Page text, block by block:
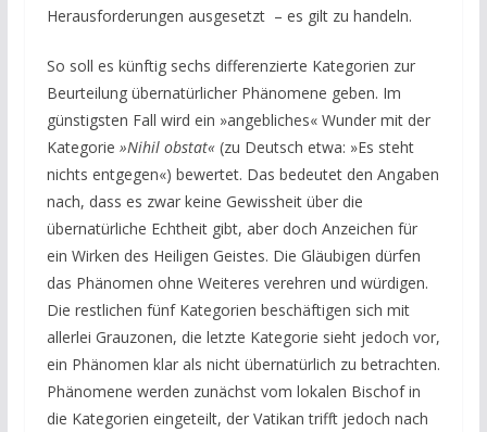
Herausforderungen ausgesetzt – es gilt zu handeln.
So soll es künftig sechs differenzierte Kategorien zur
Beurteilung übernatürlicher Phänomene geben. Im
günstigsten Fall wird ein »angebliches« Wunder mit der
Kategorie »Nihil obstat«(zu Deutsch etwa: »Es steht
nichts entgegen«) bewertet. Das bedeutet den Angaben
nach, dass es zwar keine Gewissheit über die
übernatürliche Echtheit gibt, aber doch Anzeichen für
ein Wirken des Heiligen Geistes. Die Gläubigen dürfen
das Phänomen ohne Weiteres verehren und würdigen.
Die restlichen fünf Kategorien beschäftigen sich mit
allerlei Grauzonen, die letzte Kategorie sieht jedoch vor,
ein Phänomen klar als nicht übernatürlich zu betrachten.
Phänomene werden zunächst vom lokalen Bischof in
die Kategorien eingeteilt, der Vatikan trifft jedoch nach